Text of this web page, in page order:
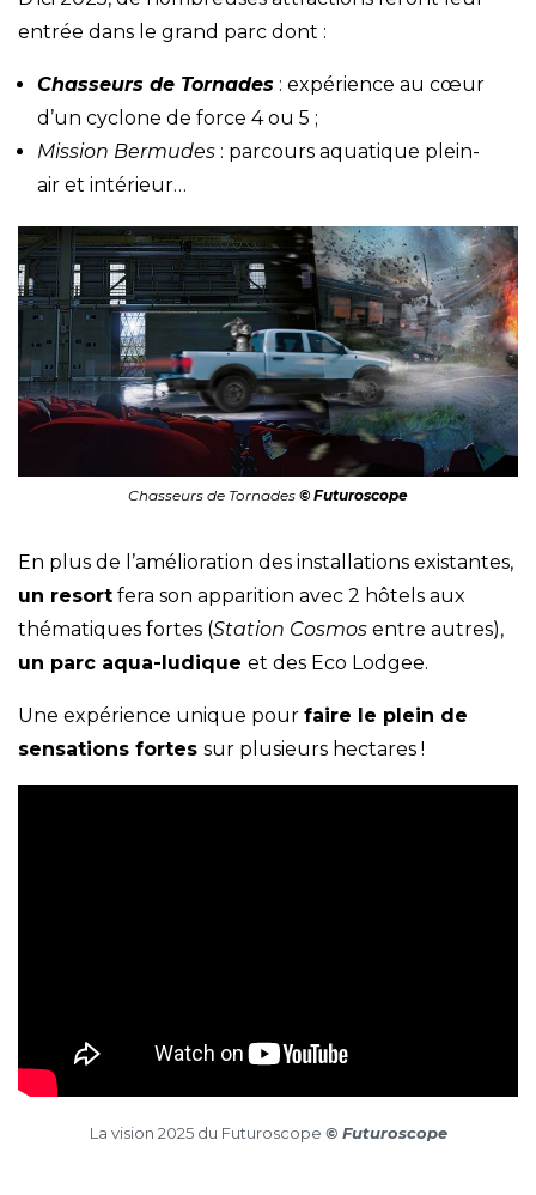
entrée dans le grand parc dont :
Chasseurs de Tornades : expérience au cœur
d’un cyclone de force 4 ou 5 ;
Mission Bermudes : parcours aquatique plein-
air et intérieur…
Chasseurs de Tornades © Futuroscope
En plus de l’amélioration des installations existantes,
un resort fera son apparition avec 2 hôtels aux
thématiques fortes (Station Cosmos entre autres),
un parc aqua-ludique et des Eco Lodgee.
Une expérience unique pour faire le plein de
sensations fortes sur plusieurs hectares !
La vision 2025 du Futuroscope © Futuroscope